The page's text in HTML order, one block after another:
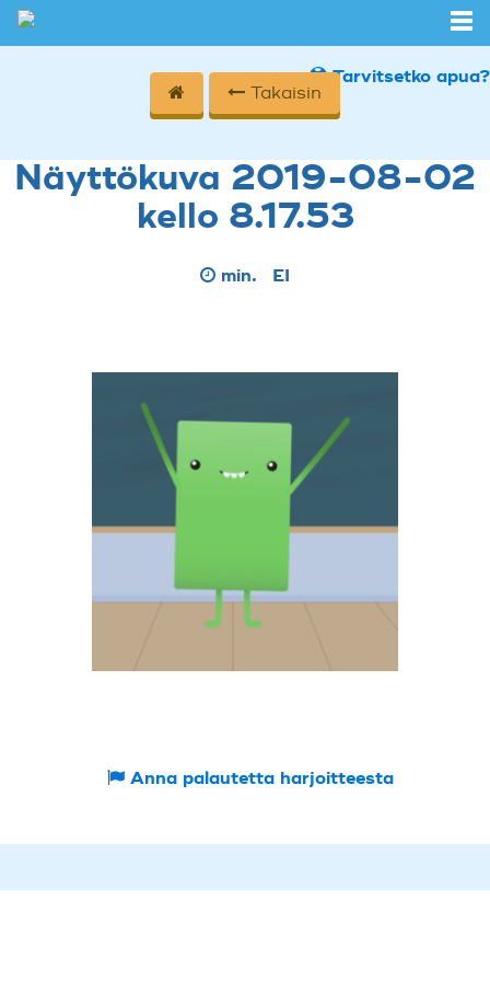
Tarvitsetko apua?
Takaisin
Näyttökuva 2019-08-02
kello 8.17.53
min. EI
Anna palautetta harjoitteesta